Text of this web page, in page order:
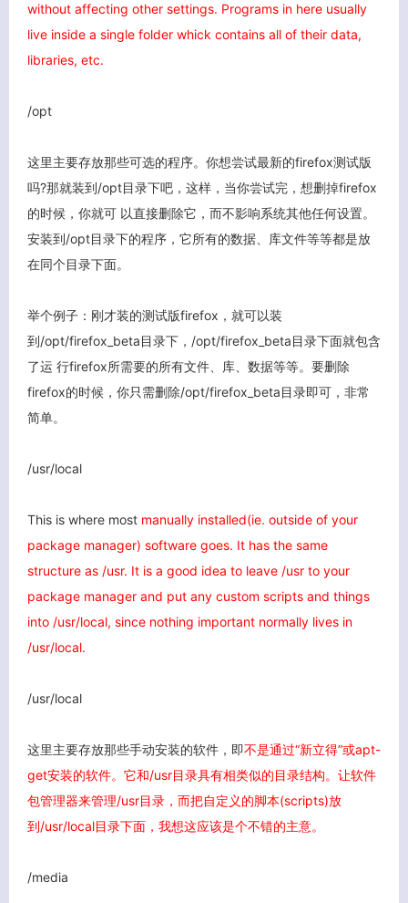
without affecting other settings. Programs in here usually
live inside a single folder whick contains all of their data,
libraries, etc.
/opt
这里主要存放那些可选的程序。你想尝试最新的firefox测试版
吗?那就装到/opt目录下吧，这样，当你尝试完，想删掉firefox
的时候，你就可 以直接删除它，而不影响系统其他任何设置。
安装到/opt目录下的程序，它所有的数据、库文件等等都是放
在同个目录下面。
举个例子：刚才装的测试版firefox，就可以装
到/opt/firefox_beta目录下，/opt/firefox_beta目录下面就包含
了运 行firefox所需要的所有文件、库、数据等等。要删除
firefox的时候，你只需删除/opt/firefox_beta目录即可，非常
简单。
/usr/local
This is where most manually installed(ie. outside of your
package manager) software goes. It has the same
structure as /usr. It is a good idea to leave /usr to your
package manager and put any custom scripts and things
into /usr/local, since nothing important normally lives in
/usr/local.
/usr/local
这里主要存放那些手动安装的软件，即不是通过“新立得”或apt-
get安装的软件。 它和/usr目录具有相类似的目录结构。让软件
包管理器来管理/usr目录，而把自定义的脚本(scripts)放
到/usr/local目录下面，我想这应该是个不错的主意。
/media